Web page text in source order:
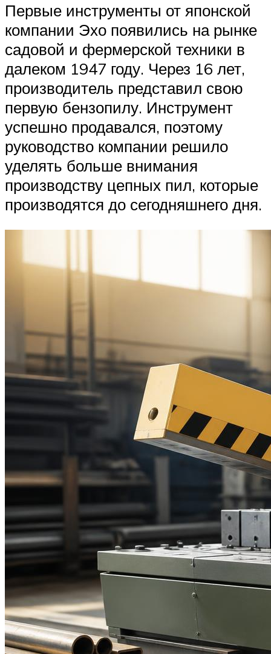
Первые инструменты от японской
компании Эхо появились на рынке
садовой и фермерской техники в
далеком 1947 году. Через 16 лет,
производитель представил свою
первую бензопилу. Инструмент
успешно продавался, поэтому
руководство компании решило
уделять больше внимания
производству цепных пил, которые
производятся до сегодняшнего дня.